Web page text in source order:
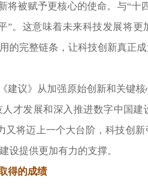
将被赋予更核心的使命。与“十
”。这意味着未来科技发展将更
的完整链条，让科技创新真正
建议》从加强原始创新和关键
才发展和深入推进数字中国
又将迈上一个大台阶，科技创
设提供更加有力的支撑。
得的成绩